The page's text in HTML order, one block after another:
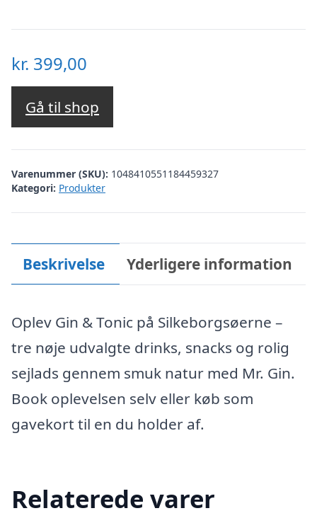
kr. 399,00
Gå til shop
Varenummer (SKU): 1048410551184459327
Kategori: Produkter
Beskrivelse Yderligere information
Oplev Gin & Tonic på Silkeborgsøerne –
tre nøje udvalgte drinks, snacks og rolig
sejlads gennem smuk natur med Mr. Gin.
Book oplevelsen selv eller køb som
gavekort til en du holder af.
Relaterede varer